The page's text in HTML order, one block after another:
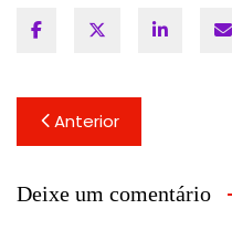
Navegação
de
Post
Anterior
Deixe um comentário